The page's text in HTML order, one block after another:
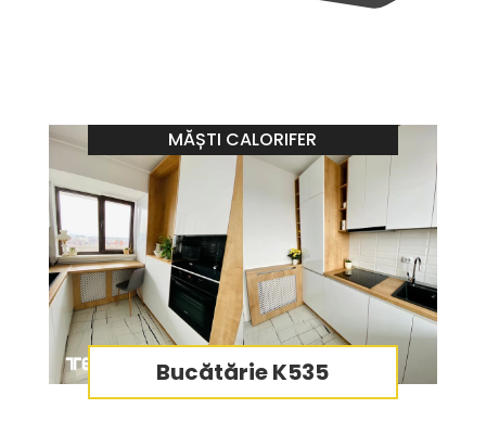
Bucătărie K535
BUCĂTĂRII,MĂȘTI CALORIFER
MĂȘTI CALORIFER